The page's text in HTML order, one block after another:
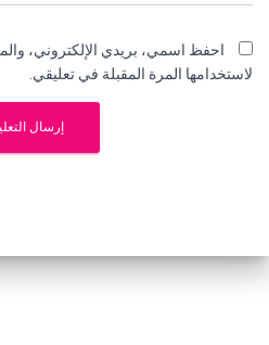
احفظ اسمي، بريدي الإلكتروني،
لاستخدامها المرة المقبلة في تعليقي.